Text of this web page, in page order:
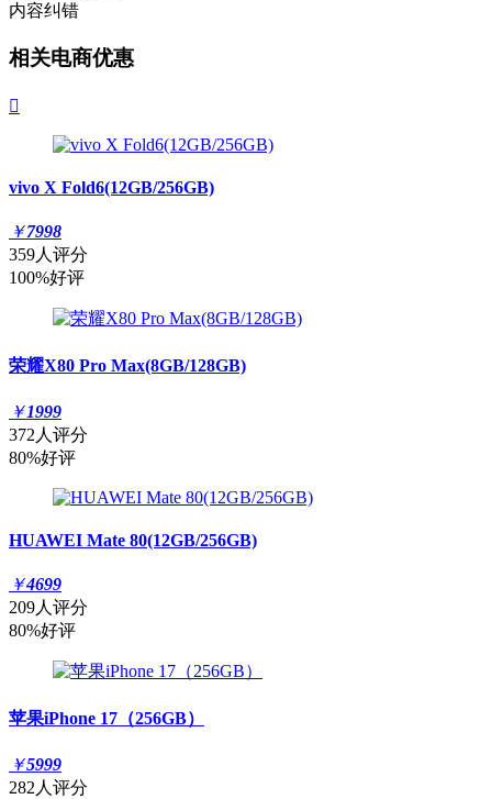
内容纠错
相关电商优惠

vivo X Fold6(12GB/256GB)
￥7998
359人评分
100%好评
荣耀X80 Pro Max(8GB/128GB)
￥1999
372人评分
80%好评
HUAWEI Mate 80(12GB/256GB)
￥4699
209人评分
80%好评
苹果iPhone 17（256GB）
￥5999
282人评分